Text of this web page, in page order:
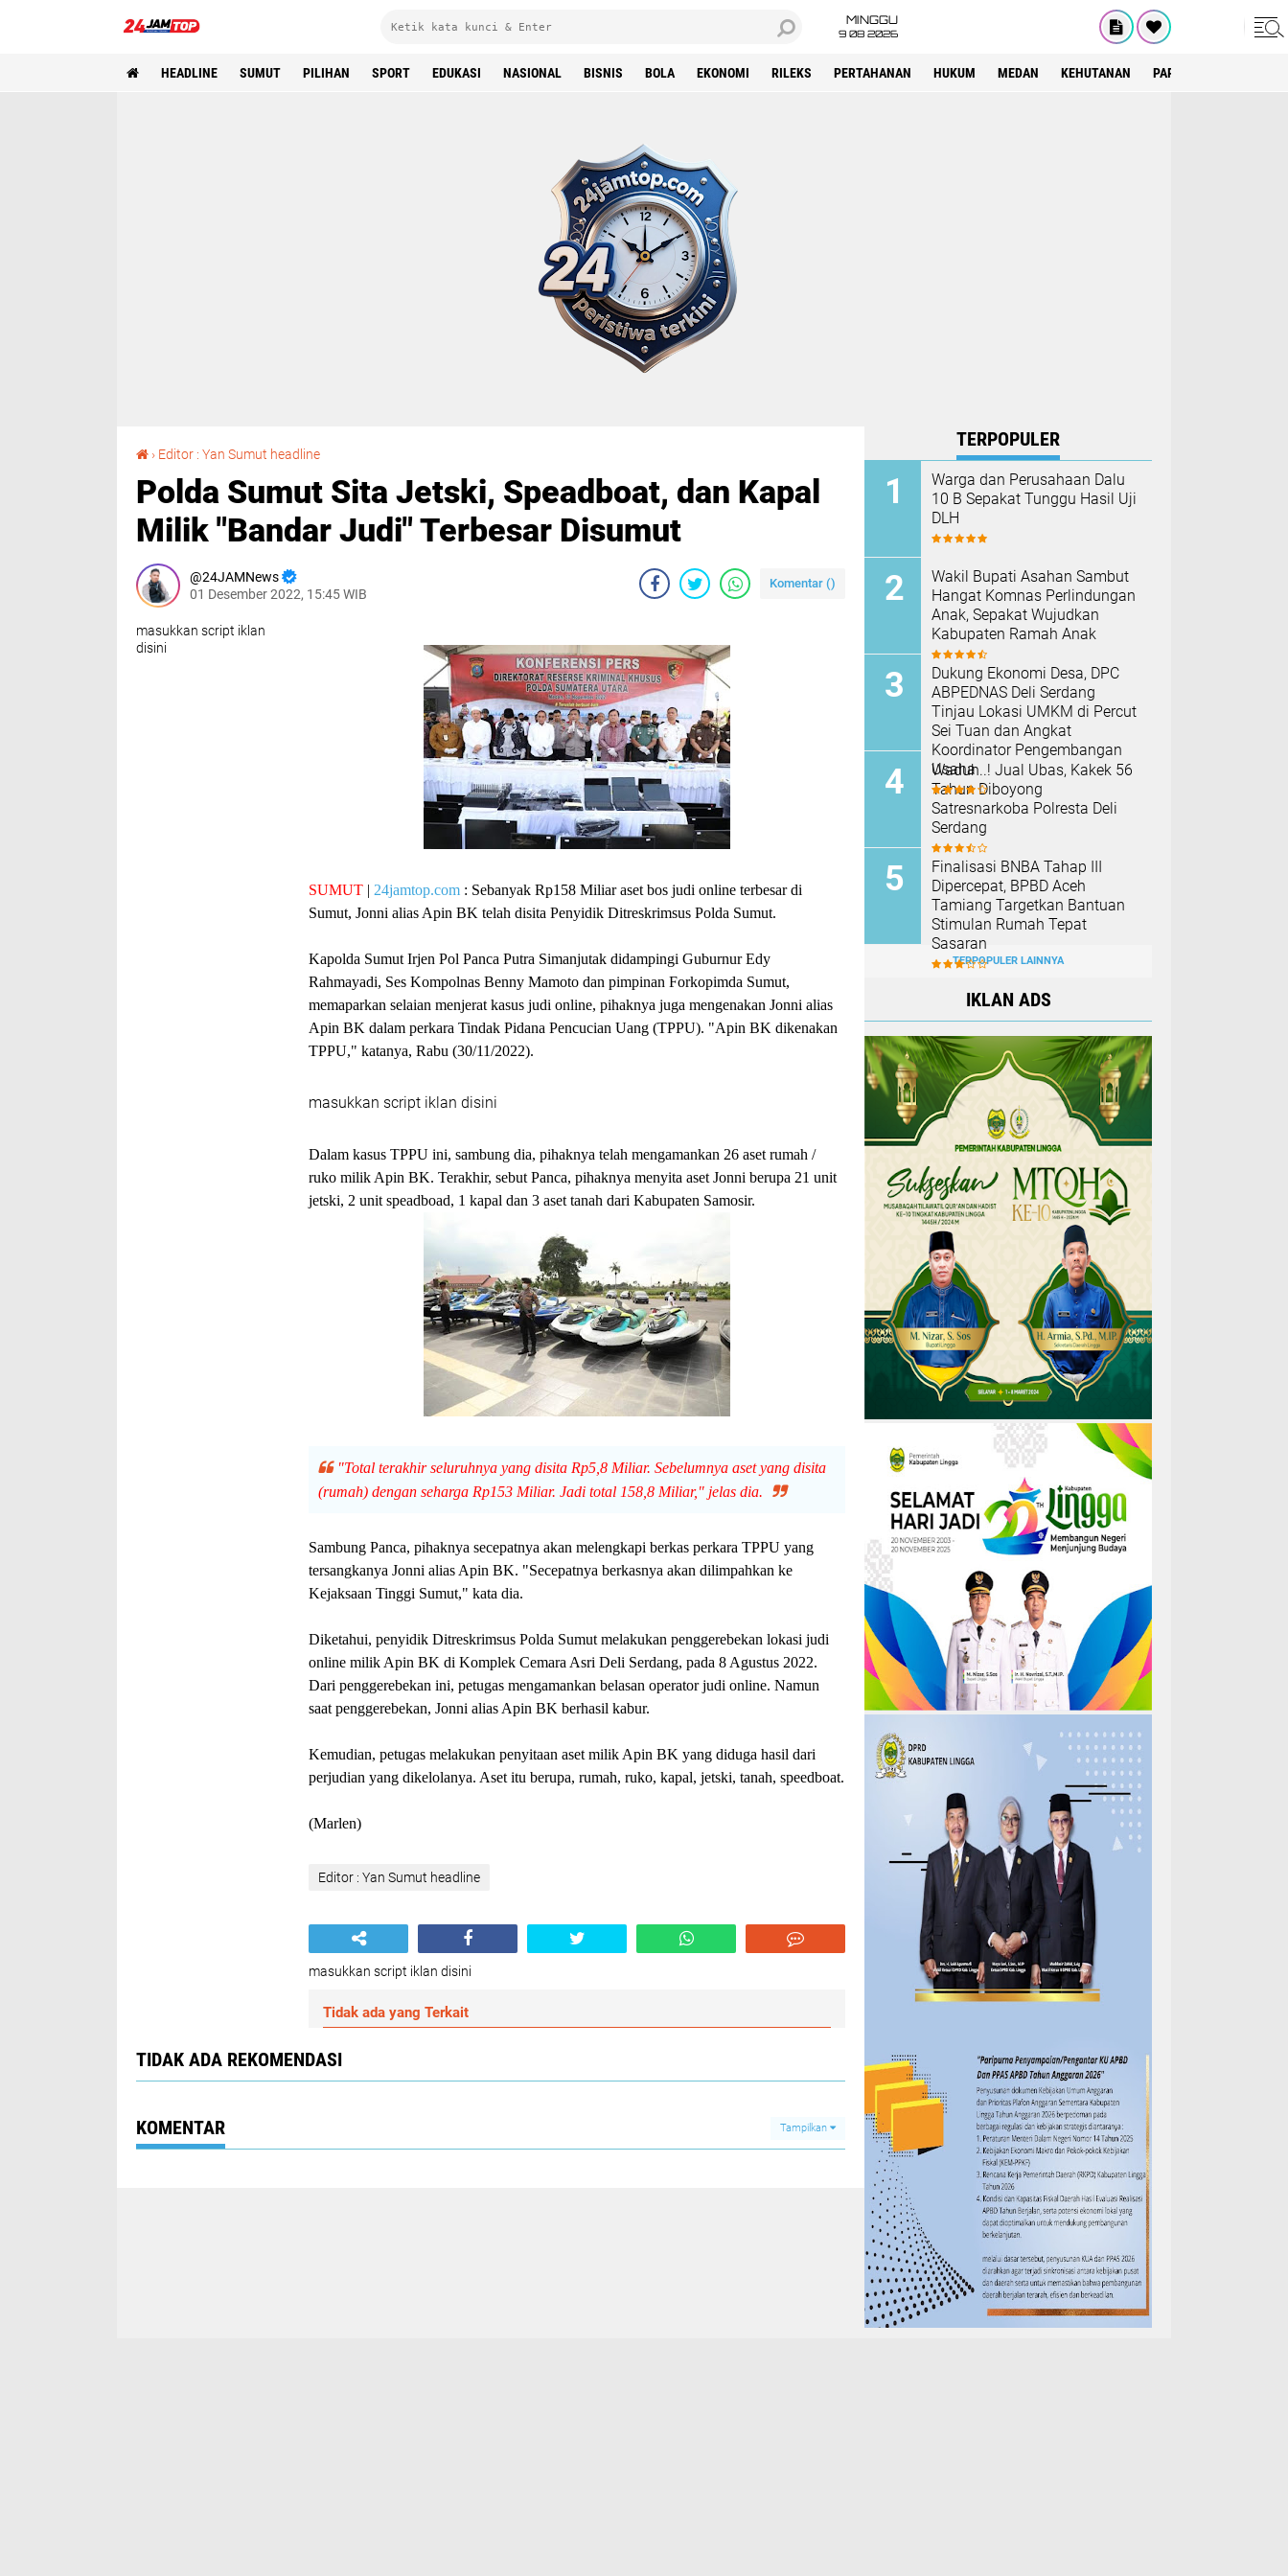
MINGGU
9 08 2026
HEADLINE SUMUT PILIHAN SPORT EDUKASI NASIONAL BISNIS BOLA EKONOMI RILEKS PERTAHANAN HUKUM MEDAN KEHUTANAN PARIWISATA
› Editor : Yan Sumut headline
Polda Sumut Sita Jetski, Speadboat, dan Kapal
Milik "Bandar Judi" Terbesar Disumut
24JAMNews
01 Desember 2022, 15:45 WIB
Komentar ()
masukkan script iklan
disini
SUMUT | 24jamtop.com : Sebanyak Rp158 Miliar aset bos judi online terbesar di
Sumut, Jonni alias Apin BK telah disita Penyidik Ditreskrimsus Polda Sumut.
Kapolda Sumut Irjen Pol Panca Putra Simanjutak didampingi Guburnur Edy
Rahmayadi, Ses Kompolnas Benny Mamoto dan pimpinan Forkopimda Sumut,
memaparkan selaian menjerat kasus judi online, pihaknya juga mengenakan Jonni alias
Apin BK dalam perkara Tindak Pidana Pencucian Uang (TPPU). "Apin BK dikenakan
TPPU," katanya, Rabu (30/11/2022).
masukkan script iklan disini
Dalam kasus TPPU ini, sambung dia, pihaknya telah mengamankan 26 aset rumah /
ruko milik Apin BK. Terakhir, sebut Panca, pihaknya menyita aset Jonni berupa 21 unit
jetski, 2 unit speadboad, 1 kapal dan 3 aset tanah dari Kabupaten Samosir.
"Total terakhir seluruhnya yang disita Rp5,8 Miliar. Sebelumnya aset yang disita
(rumah) dengan seharga Rp153 Miliar. Jadi total 158,8 Miliar," jelas dia.
Sambung Panca, pihaknya secepatnya akan melengkapi berkas perkara TPPU yang
tersangkanya Jonni alias Apin BK. "Secepatnya berkasnya akan dilimpahkan ke
Kejaksaan Tinggi Sumut," kata dia.
Diketahui, penyidik Ditreskrimsus Polda Sumut melakukan penggerebekan lokasi judi
online milik Apin BK di Komplek Cemara Asri Deli Serdang, pada 8 Agustus 2022.
Dari penggerebekan ini, petugas mengamankan belasan operator judi online. Namun
saat penggerebekan, Jonni alias Apin BK berhasil kabur.
Kemudian, petugas melakukan penyitaan aset milik Apin BK yang diduga hasil dari
perjudian yang dikelolanya. Aset itu berupa, rumah, ruko, kapal, jetski, tanah, speedboat.
(Marlen)
Editor : Yan Sumut headline
masukkan script iklan disini
Tidak ada yang Terkait
TIDAK ADA REKOMENDASI
KOMENTAR Tampilkan
TERPOPULER
Warga dan Perusahaan Dalu
10 B Sepakat Tunggu Hasil Uji
DLH
Wakil Bupati Asahan Sambut
Hangat Komnas Perlindungan
Anak, Sepakat Wujudkan
Kabupaten Ramah Anak
Dukung Ekonomi Desa, DPC
ABPEDNAS Deli Serdang
Tinjau Lokasi UMKM di Percut
Sei Tuan dan Angkat
Koordinator Pengembangan
Usaha
Waduh..! Jual Ubas, Kakek 56
Tahun Diboyong
Satresnarkoba Polresta Deli
Serdang
Finalisasi BNBA Tahap III
Dipercepat, BPBD Aceh
Tamiang Targetkan Bantuan
Stimulan Rumah Tepat
Sasaran
TERPOPULER LAINNYA
IKLAN ADS